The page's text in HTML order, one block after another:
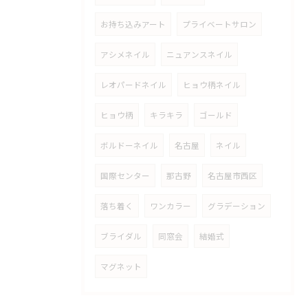
お持ち込みアート プライベートサロン
アシメネイル ニュアンスネイル
レオパードネイル ヒョウ柄ネイル
ヒョウ柄 キラキラ ゴールド
ボルドーネイル 名古屋 ネイル
国際センター 那古野 名古屋市西区
落ち着く ワンカラー グラデーション
ブライダル 同窓会 結婚式
マグネット